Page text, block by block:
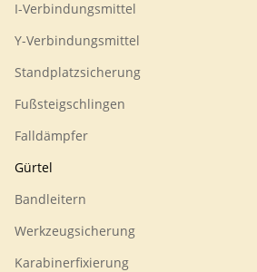
I-Verbindungsmittel
Y-Verbindungsmittel
Standplatzsicherung
Fußsteigschlingen
Falldämpfer
Gürtel
Bandleitern
Werkzeugsicherung
Karabinerfixierung